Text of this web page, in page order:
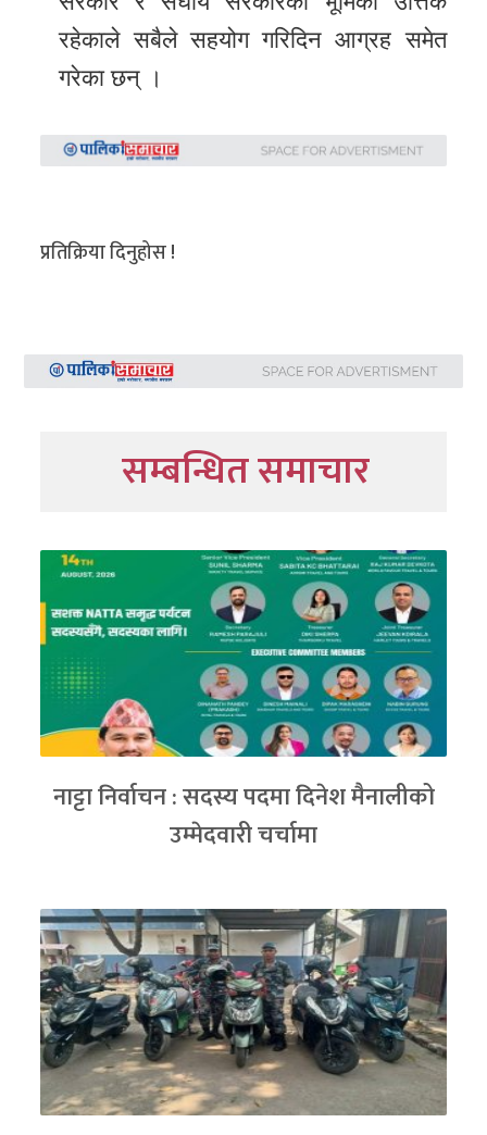
रहेकाले सबैले सहयोग गरिदिन आग्रह समेत
गरेका छन् ।
प्रतिक्रिया दिनुहोस !
सम्बन्धित समाचार
नाट्टा निर्वाचन : सदस्य पदमा दिनेश मैनालीको
उम्मेदवारी चर्चामा